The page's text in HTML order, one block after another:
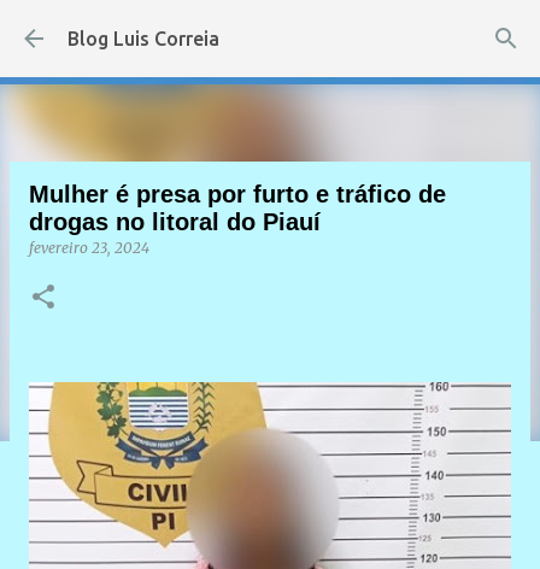
Pular para o conteúdo principal
Blog Luis Correia
Mulher é presa por furto e tráfico de
drogas no litoral do Piauí
fevereiro 23, 2024